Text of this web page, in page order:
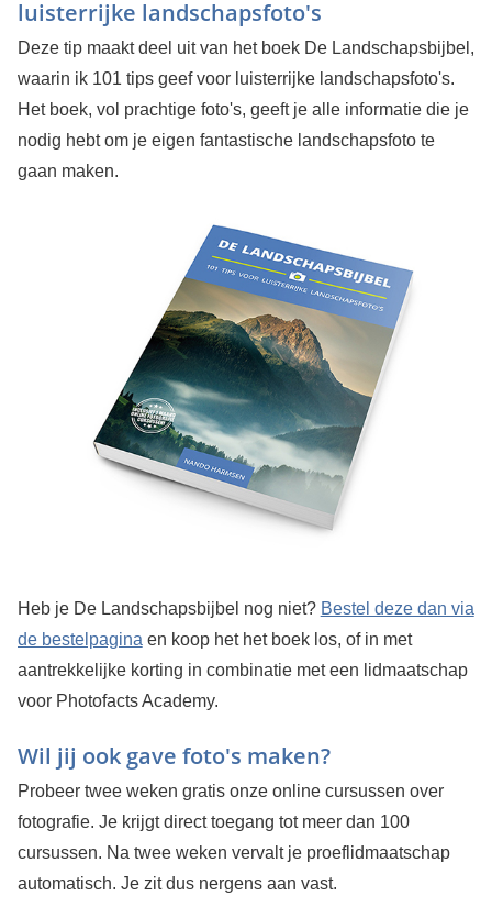
luisterrijke landschapsfoto's
Deze tip maakt deel uit van het boek De Landschapsbijbel,
waarin ik 101 tips geef voor luisterrijke landschapsfoto's.
Het boek, vol prachtige foto's, geeft je alle informatie die je
nodig hebt om je eigen fantastische landschapsfoto te
gaan maken.
Heb je De Landschapsbijbel nog niet? Bestel deze dan via
de bestelpagina en koop het het boek los, of in met
aantrekkelijke korting in combinatie met een lidmaatschap
voor Photofacts Academy.
Wil jij ook gave foto's maken?
Probeer twee weken gratis onze online cursussen over
fotografie. Je krijgt direct toegang tot meer dan 100
cursussen. Na twee weken vervalt je proeflidmaatschap
automatisch. Je zit dus nergens aan vast.